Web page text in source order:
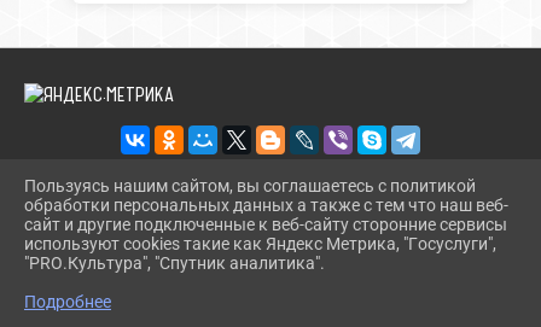
2026 Г. CT.UODINSKOI.RU
ВХОД
КАРТА САЙТА
Пользуясь нашим сайтом, вы соглашаетесь с политикой
обработки персональных данных а также с тем что наш веб-
сайт и другие подключенные к веб-сайту сторонние сервисы
используют cookies такие как Яндекс Метрика, "Госуслуги",
"PRO.Культура", "Спутник аналитика".
Подробнее